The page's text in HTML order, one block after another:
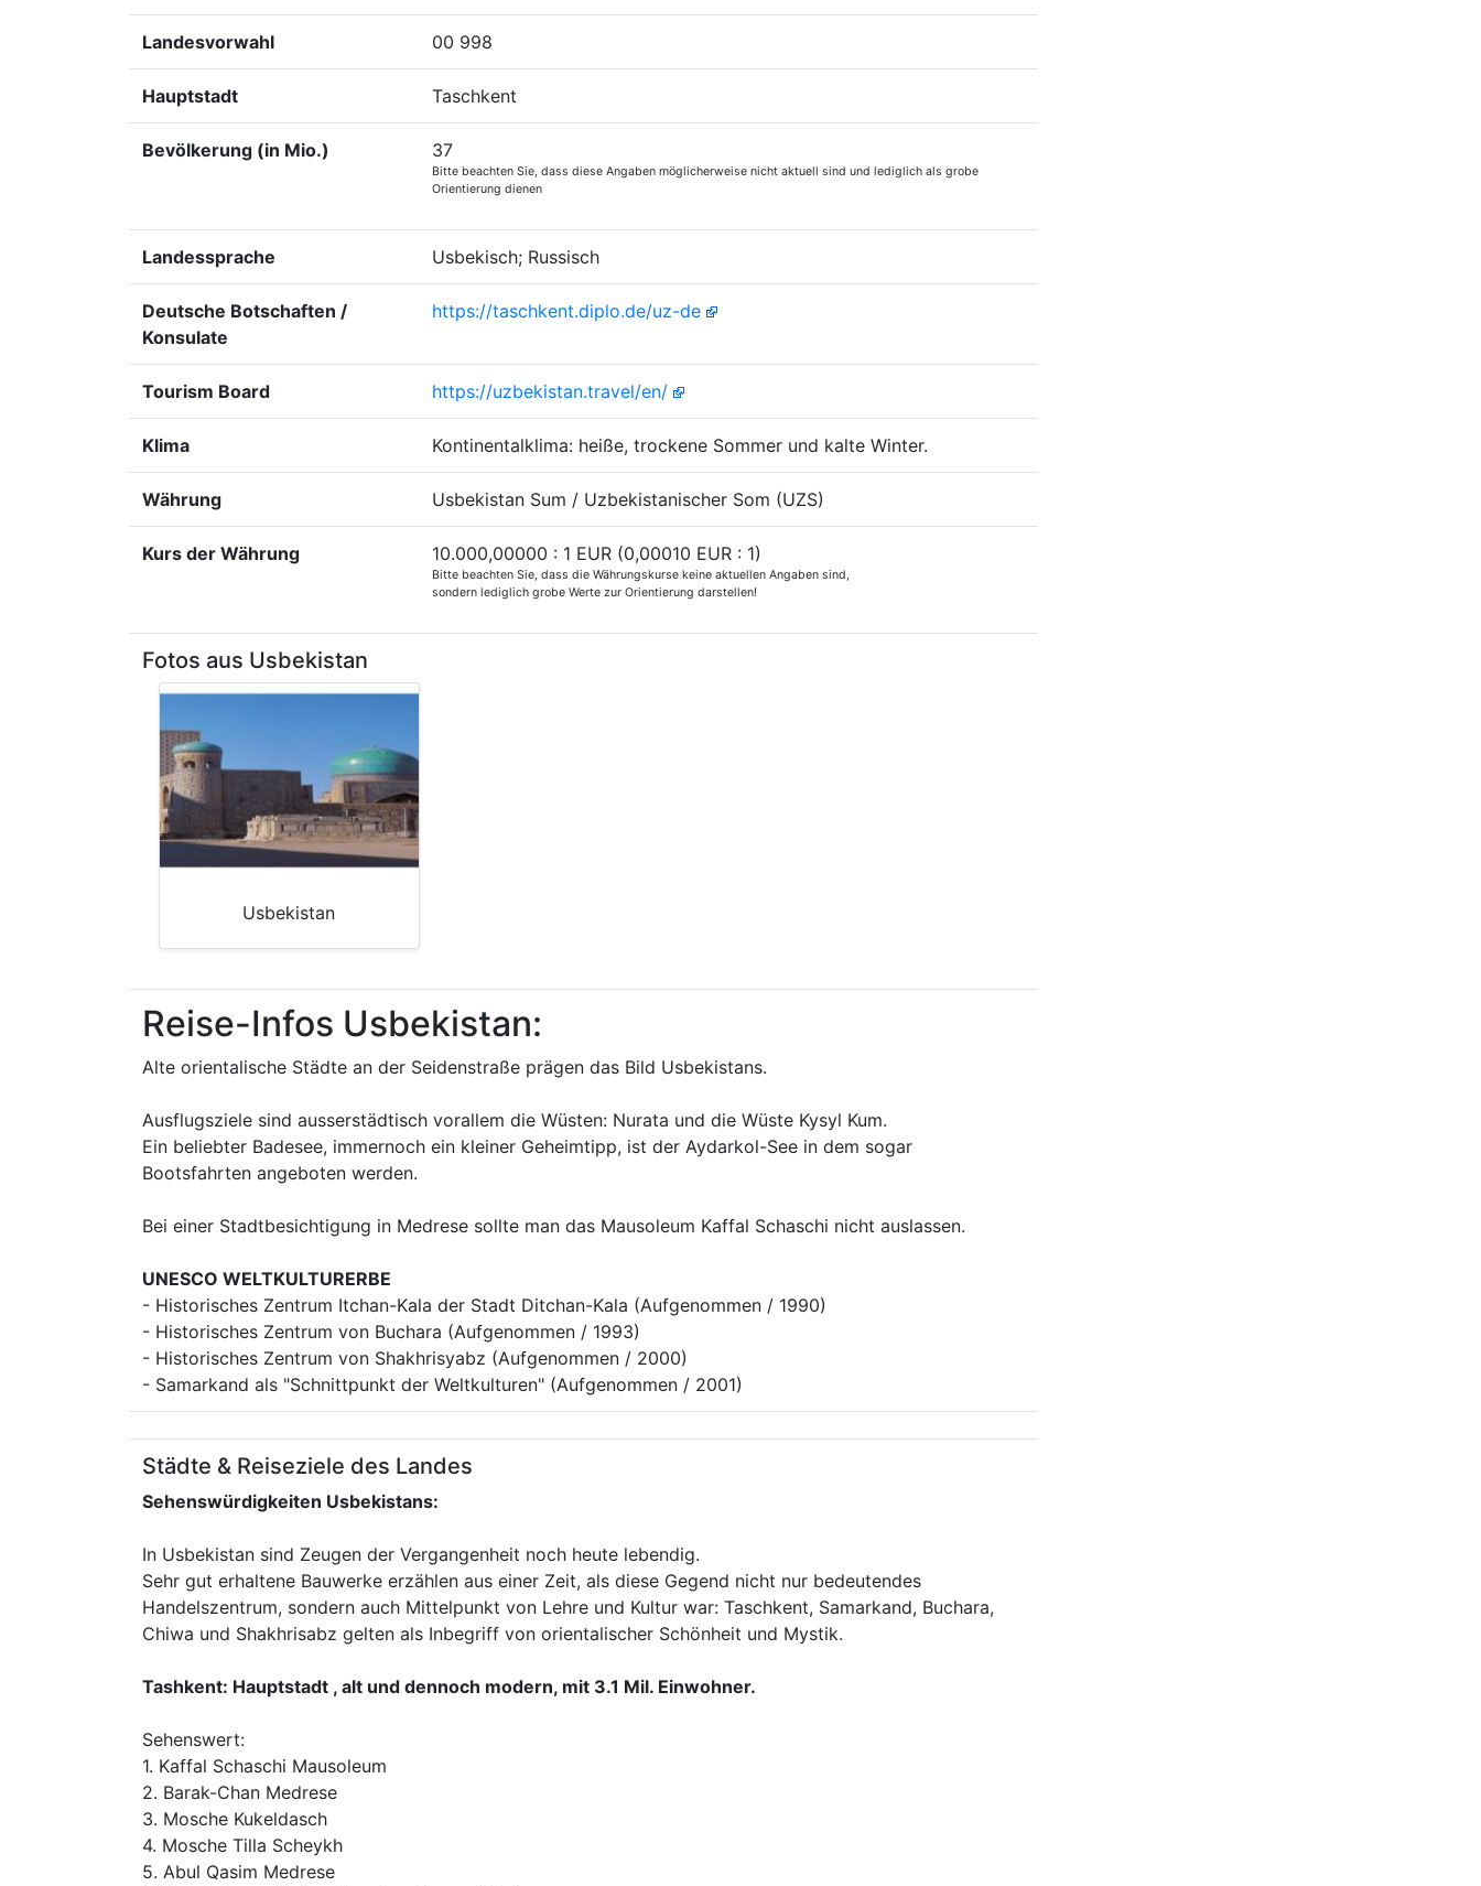
Landesvorwahl 00 998
Hauptstadt Taschkent
Bevölkerung (in Mio.) 37
Bitte beachten Sie, dass diese Angaben möglicherweise nicht aktuell sind und lediglich als grobe
Orientierung dienen
Landessprache Usbekisch; Russisch
Deutsche Botschaften /
Konsulate
https://taschkent.diplo.de/uz-de
Tourism Board https://uzbekistan.travel/en/
Klima Kontinentalklima: heiße, trockene Sommer und kalte Winter.
Währung Usbekistan Sum / Uzbekistanischer Som (UZS)
Kurs der Währung 10.000,00000 : 1 EUR (0,00010 EUR : 1)
Bitte beachten Sie, dass die Währungskurse keine aktuellen Angaben sind,
sondern lediglich grobe Werte zur Orientierung darstellen!
Fotos aus Usbekistan
Usbekistan
Reise-Infos Usbekistan:
Alte orientalische Städte an der Seidenstraße prägen das Bild Usbekistans.
Ausflugsziele sind ausserstädtisch vorallem die Wüsten: Nurata und die Wüste Kysyl Kum.
Ein beliebter Badesee, immernoch ein kleiner Geheimtipp, ist der Aydarkol-See in dem sogar
Bootsfahrten angeboten werden.
Bei einer Stadtbesichtigung in Medrese sollte man das Mausoleum Kaffal Schaschi nicht auslassen.
UNESCO WELTKULTURERBE
- Historisches Zentrum Itchan-Kala der Stadt Ditchan-Kala (Aufgenommen / 1990)
- Historisches Zentrum von Buchara (Aufgenommen / 1993)
- Historisches Zentrum von Shakhrisyabz (Aufgenommen / 2000)
- Samarkand als "Schnittpunkt der Weltkulturen" (Aufgenommen / 2001)
Städte & Reiseziele des Landes
Sehenswürdigkeiten Usbekistans:
In Usbekistan sind Zeugen der Vergangenheit noch heute lebendig.
Sehr gut erhaltene Bauwerke erzählen aus einer Zeit, als diese Gegend nicht nur bedeutendes
Handelszentrum, sondern auch Mittelpunkt von Lehre und Kultur war: Taschkent, Samarkand, Buchara,
Chiwa und Shakhrisabz gelten als Inbegriff von orientalischer Schönheit und Mystik.
Tashkent: Hauptstadt , alt und dennoch modern, mit 3.1 Mil. Einwohner.
Sehenswert:
1. Kaffal Schaschi Mausoleum
2. Barak-Chan Medrese
3. Mosche Kukeldasch
4. Mosche Tilla Scheykh
5. Abul Qasim Medrese